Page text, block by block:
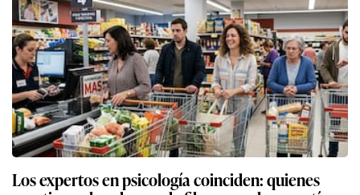
Los expertos en psicología coinciden: quienes